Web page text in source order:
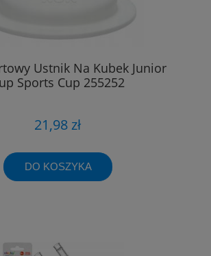
Ustnik Na Kubek Junior
Sports Cup 255252
21,98 zł
DO KOSZYKA